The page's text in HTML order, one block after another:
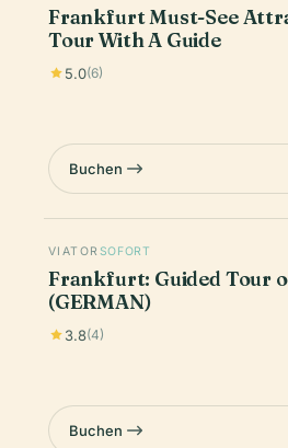
Frankfurt Must-See
Tour With A Guide
5.0(6)
Buchen
VIATOR SOFORT
Frankfurt: Guided Tour
(GERMAN)
3.8(4)
Buchen